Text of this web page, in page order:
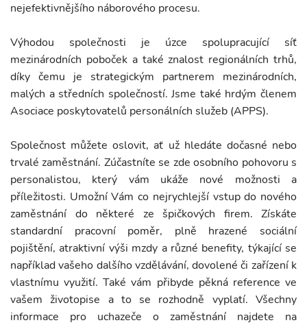
nejefektivnějšího náborového procesu.
Výhodou společnosti je úzce spolupracující síť
mezinárodních poboček a také znalost regionálních trhů,
díky čemu je strategickým partnerem mezinárodních,
malých a středních společností. Jsme také hrdým členem
Asociace poskytovatelů personálních služeb (APPS).
Společnost můžete oslovit, ať už hledáte dočasné nebo
trvalé zaměstnání. Zúčastníte se zde osobního pohovoru s
personalistou, který vám ukáže nové možnosti a
příležitosti. Umožní Vám co nejrychlejší vstup do nového
zaměstnání do některé ze špičkových firem. Získáte
standardní pracovní poměr, plně hrazené sociální
pojištění, atraktivní výši mzdy a různé benefity, týkající se
například vašeho dalšího vzdělávání, dovolené či zařízení k
vlastnímu využití. Také vám přibyde pěkná reference ve
vašem životopise a to se rozhodně vyplatí. Všechny
informace pro uchazeče o zaměstnání najdete na